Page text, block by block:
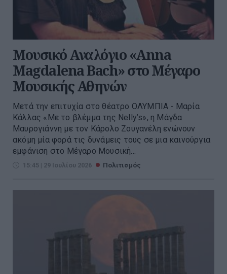
Μουσικό Αναλόγιο «Anna
Magdalena Bach» στο Μέγαρο
Μουσικής Αθηνών
Μετά την επιτυχία στο θέατρο ΟΛΥΜΠΙΑ - Μαρία
Κάλλας «Με το βλέμμα της Nelly’s», η Μάγδα
Μαυρογιάννη με τον Κάρολο Ζουγανέλη ενώνουν
ακόμη μία φορά τις δυνάμεις τους σε μια καινούργια
εμφάνιση στο Μέγαρο Μουσική...
15:45 | 29 Ιουλίου 2026 Πολιτισμός